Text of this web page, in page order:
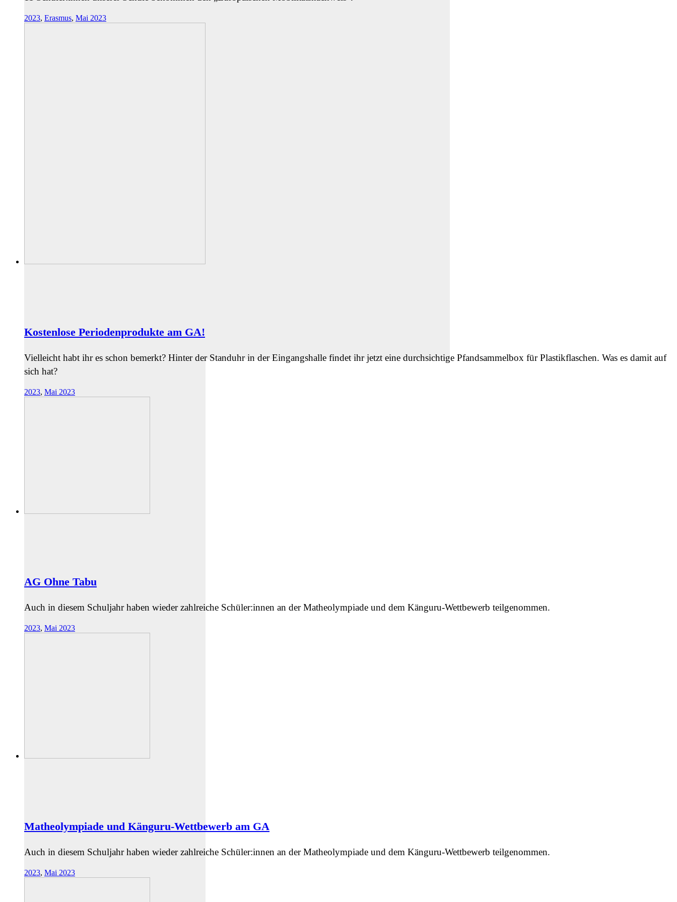
2023, Erasmus, Mai 2023
Kostenlose Periodenprodukte am GA!
Vielleicht habt ihr es schon bemerkt? Hinter der Standuhr in der Eingangshalle findet ihr jetzt eine durchsichtige Pfandsammelbox für Plastikflaschen. Was es damit auf
sich hat?
2023, Mai 2023
AG Ohne Tabu
Auch in diesem Schuljahr haben wieder zahlreiche Schüler:innen an der Matheolympiade und dem Känguru-Wettbewerb teilgenommen.
2023, Mai 2023
Matheolympiade und Känguru-Wettbewerb am GA
Auch in diesem Schuljahr haben wieder zahlreiche Schüler:innen an der Matheolympiade und dem Känguru-Wettbewerb teilgenommen.
2023, Mai 2023